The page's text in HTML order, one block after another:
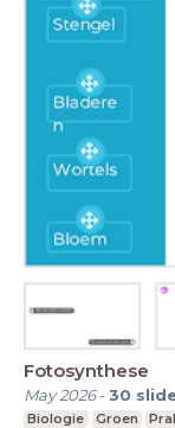
Fotosynthese
May 2026-30
Biologie Groen